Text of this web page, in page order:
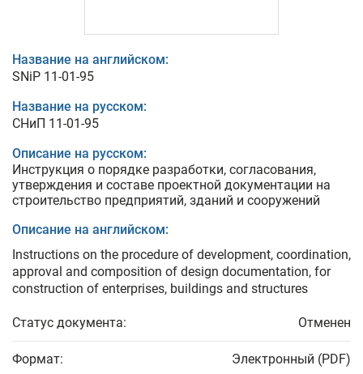
Название на английском:
SNiP 11-01-95
Название на русском:
СНиП 11-01-95
Описание на русском:
Инструкция о порядке разработки, согласования,
утверждения и составе проектной документации на
строительство предприятий, зданий и сооружений
Описание на английском:
Instructions on the procedure of development, coordination,
approval and composition of design documentation, for
construction of enterprises, buildings and structures
Статус документа: Отменен
Формат: Электронный (PDF)